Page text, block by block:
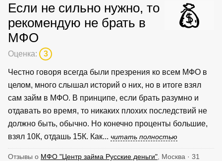
Если не сильно нужно, то
рекомендую не брать в
МФО
Оценка: 3
Честно говоря всегда были презрения ко всем МФО в
целом, много слышал историй о них, но в итоге взял
сам займ в МФО. В принципе, если брать разумно и
отдавать во время, то никаких плохих последствий не
должно быть, обычно. Но конечно проценты большие,
взял 10К, отдашь 15К. Как... читать полностью
Отзывы о МФО "Центр займа Русские деньги" , Москва · 31